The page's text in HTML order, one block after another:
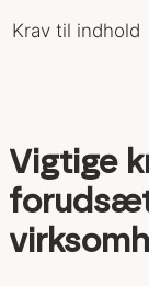
Krav til indhold
Vigtige